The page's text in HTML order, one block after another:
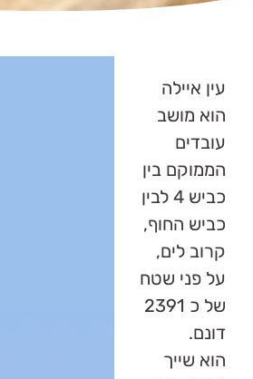
עין איילה
הוא מושב
עובדים
הממוקם בין
כביש 4 לבין
כביש החוף,
קרוב לים,
על פני שטח
של כ 2391
דונם.
הוא שייך